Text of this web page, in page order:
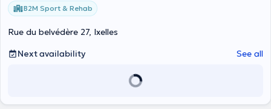
B2M Sport & Rehab
Rue du belvédère 27, Ixelles
Next availability
See all